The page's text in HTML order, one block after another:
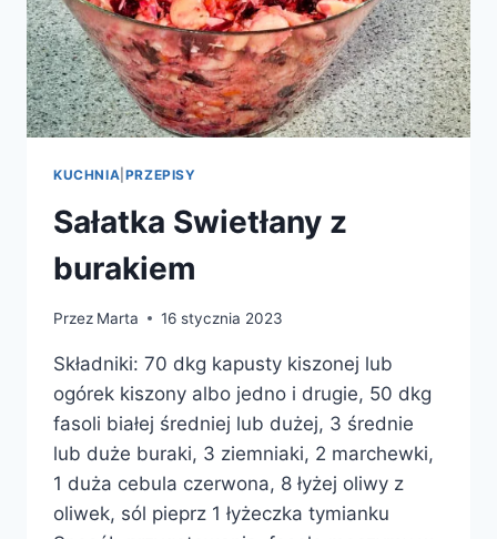
KUCHNIA PRZEPISY
Sałatka Swietłany z
burakiem
Przez Marta 16 stycznia 2023
Składniki: 70 dkg kapusty kiszonej lub
ogórek kiszony albo jedno i drugie, 50 dkg
fasoli białej średniej lub dużej, 3 średnie
lub duże buraki, 3 ziemniaki, 2 marchewki,
1 duża cebula czerwona, 8 łyżej oliwy z
oliwek, sól pieprz 1 łyżeczka tymianku